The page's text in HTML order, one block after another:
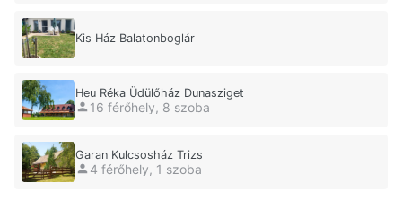
Kis Ház Balatonboglár
Heu Réka Üdülőház Dunasziget
16 férőhely, 8 szoba
Garan Kulcsosház Trizs
4 férőhely, 1 szoba